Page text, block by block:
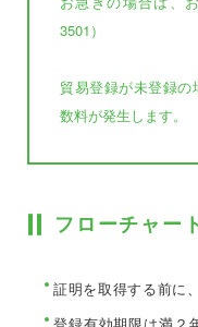
3501）
貿易登録が未登録
数料が発生します。
フローチャー
証明を取得する前に